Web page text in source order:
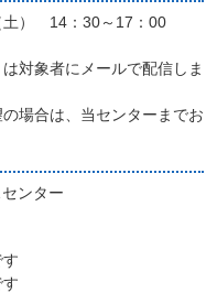
土） 14：30～17：00
対象者にメールで配信しま
場合は、当センターまでお
ンター